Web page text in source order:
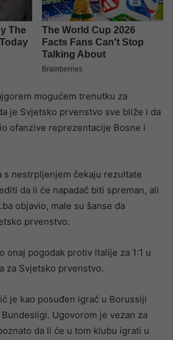
mogućem trenutku za
je Svjetsko prvenstvo sve bliže i da
ofanzive reprezentacije Bosne i
s nestrpljenjem čekaju rezultate
da li će napadač biti spreman, ali
objavio, male su šanse da
prvenstvo.
onaj pogodak protiv Italije za 1:1 u
za Svjetsko prvenstvo.
je kao posuđen igrač u Borussiji
Ugovorom je vezan za
da li će u tom klubu igrati u